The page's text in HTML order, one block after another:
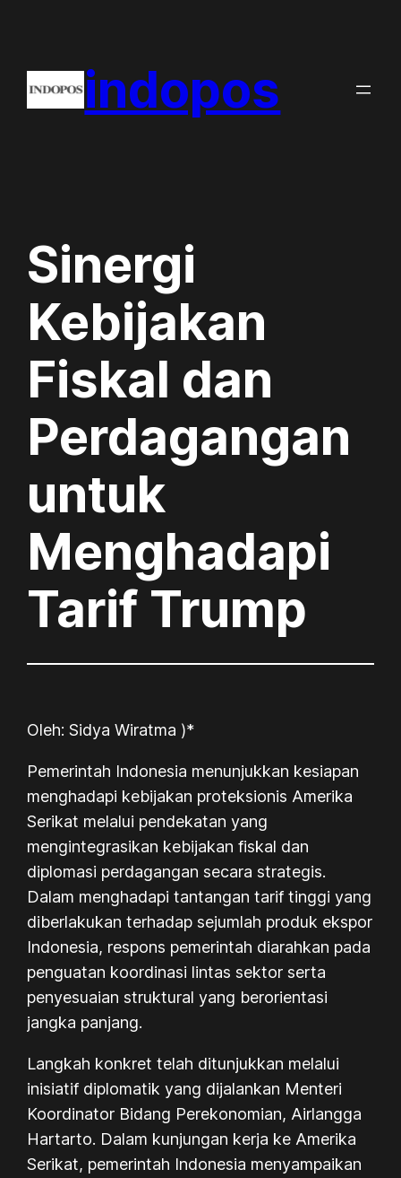
content
indopos
Sinergi
Kebijakan
Fiskal dan
Perdagangan
untuk
Menghadapi
Tarif Trump
Oleh: Sidya Wiratma )*
Pemerintah Indonesia menunjukkan kesiapan
menghadapi kebijakan proteksionis Amerika
Serikat melalui pendekatan yang
mengintegrasikan kebijakan fiskal dan
diplomasi perdagangan secara strategis.
Dalam menghadapi tantangan tarif tinggi yang
diberlakukan terhadap sejumlah produk ekspor
Indonesia, respons pemerintah diarahkan pada
penguatan koordinasi lintas sektor serta
penyesuaian struktural yang berorientasi
jangka panjang.
Langkah konkret telah ditunjukkan melalui
inisiatif diplomatik yang dijalankan Menteri
Koordinator Bidang Perekonomian, Airlangga
Hartarto. Dalam kunjungan kerja ke Amerika
Serikat, pemerintah Indonesia menyampaikan